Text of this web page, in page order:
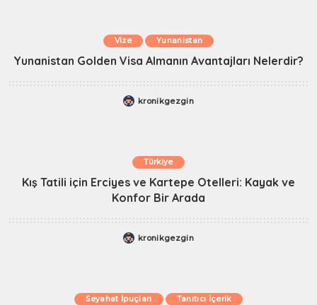
Vize Yunanistan
Yunanistan Golden Visa Almanın Avantajları Nelerdir?
kronikgezgin
Türkiye
Kış Tatili için Erciyes ve Kartepe Otelleri: Kayak ve
Konfor Bir Arada
kronikgezgin
Seyahat İpuçları Tanıtıcı İçerik